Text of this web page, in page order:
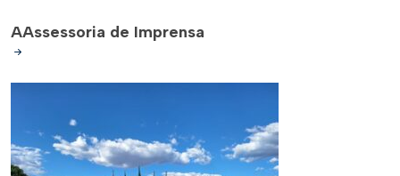
AAssessoria de Imprensa